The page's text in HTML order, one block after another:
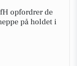
opfordrer de
på holdet i